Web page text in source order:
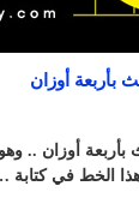
أوزان
أوزان ..
الخط في كتابة